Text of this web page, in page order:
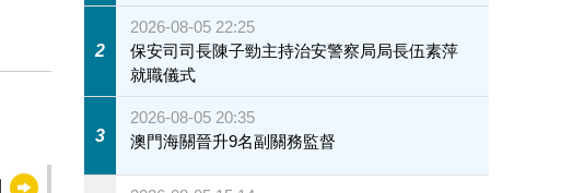
2
2026-08-05 22:25
保安司司長陳子勁主持治安警察局局長伍素萍
就職儀式
3
2026-08-05 20:35
澳門海關晉升9名副關務監督